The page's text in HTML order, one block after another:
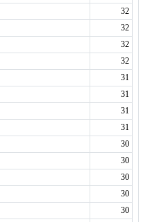
32
32
32
32
31
31
31
31
30
30
30
30
30